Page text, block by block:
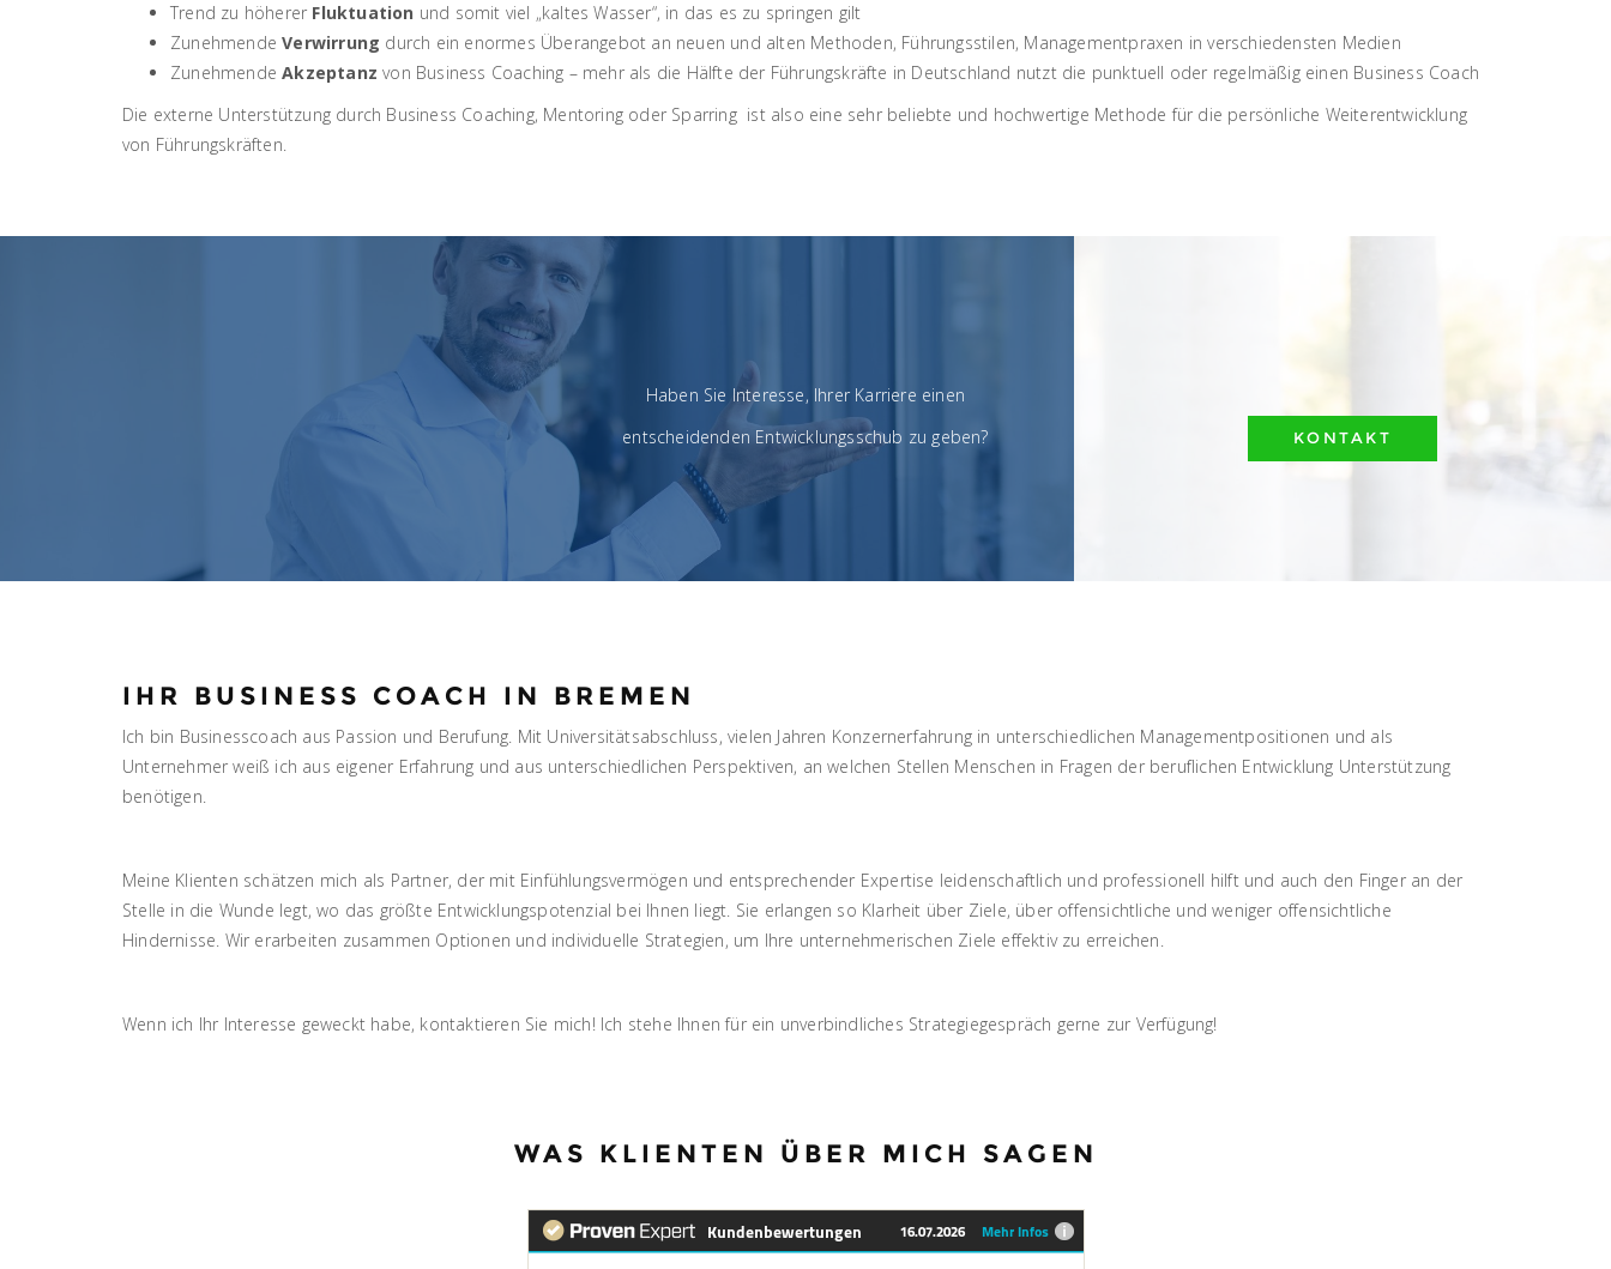
Trend zu höherer Fluktuation und somit viel „kaltes Wasser“, in das es zu springen gilt
ZunehmendeVerwirrung durch ein enormes Überangebot an neuen und alten Methoden, Führungsstilen, Managementpraxen in verschiedensten Medien
ZunehmendeAkzeptanz von Business Coaching – mehr als die Hälfte der Führungskräfte in Deutschland nutzt die punktuell oder regelmäßig einen Business Coach
Die externe Unterstützung durch Business Coaching, Mentoring oder Sparring ist also eine sehr beliebte und hochwertige Methode für die persönliche Weiterentwicklung
von Führungskräften.
Haben Sie Interesse, Ihrer Karriere einen
entscheidenden Entwicklungsschub zu geben?
KONTAKT
IHR BUSINESS COACH IN BREMEN
Ich bin Businesscoach aus Passion und Berufung. Mit Universitätsabschluss, vielen Jahren Konzernerfahrung in unterschiedlichen Managementpositionen und als
Unternehmer weiß ich aus eigener Erfahrung und aus unterschiedlichen Perspektiven, an welchen Stellen Menschen in Fragen der beruflichen Entwicklung Unterstützung
benötigen.
Meine Klienten schätzen mich als Partner, der mit Einfühlungsvermögen und entsprechender Expertise leidenschaftlich und professionell hilft und auch den Finger an der
Stelle in die Wunde legt, wo das größte Entwicklungspotenzial bei Ihnen liegt. Sie erlangen so Klarheit über Ziele, über offensichtliche und weniger offensichtliche
Hindernisse. Wir erarbeiten zusammen Optionen und individuelle Strategien, um Ihre unternehmerischen Ziele effektiv zu erreichen.
Wenn ich Ihr Interesse geweckt habe, kontaktieren Sie mich! Ich stehe Ihnen für ein unverbindliches Strategiegespräch gerne zur Verfügung!
WAS KLIENTEN ÜBER MICH SAGEN